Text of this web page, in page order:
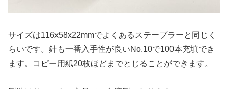
サイズは116x58x22mmでよくあるステープラーと同じく
らいです。針も一番入手性が良いNo.10で100本充填でき
ます。コピー用紙20枚ほどまでとじることができます。